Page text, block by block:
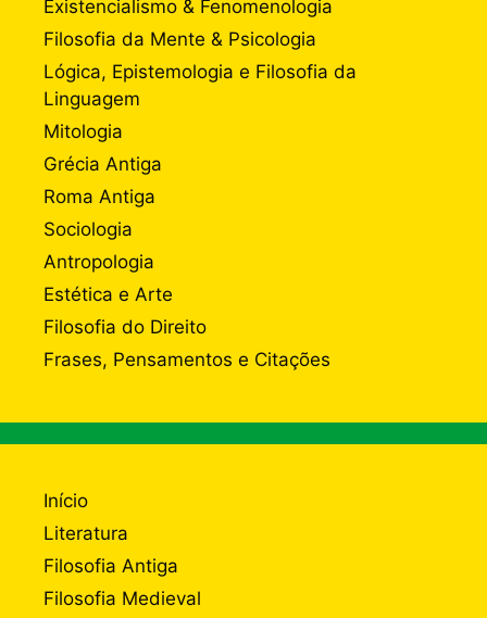
Existencialismo & Fenomenologia
Filosofia da Mente & Psicologia
Lógica, Epistemologia e Filosofia da
Linguagem
Mitologia
Grécia Antiga
Roma Antiga
Sociologia
Antropologia
Estética e Arte
Filosofia do Direito
Frases, Pensamentos e Citações
Início
Literatura
Filosofia Antiga
Filosofia Medieval